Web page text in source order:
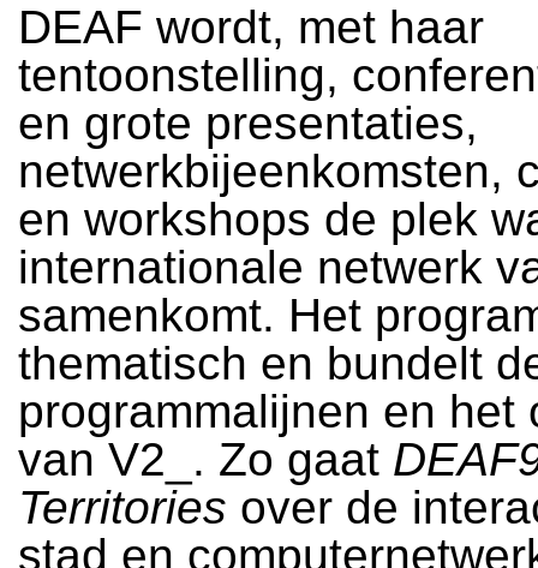
DEAF wordt, met haar
tentoonstelling,
en grote presentaties,
netwerkbijeenkomsten,
en workshops de plek
internationale netwerk
samenkomt. Het
thematisch en bundelt
programmalijnen en het
van V2_. Zo gaat
Territories over de
stad en